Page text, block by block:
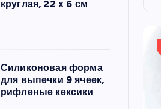
круглая, 22 х 6 см
Силиконовая форма
для выпечки 9 ячеек,
рифленые кексики